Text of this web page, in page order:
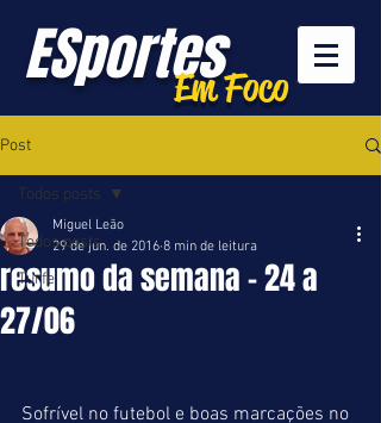
ESportesEm Foco
Post
Todos posts
Turfe
Todos posts
resumo da semana - 24 a
27/06
Miguel Leão
29 de jun. de 2016 8 min de leitura
Sofrível no futebol e boas marcações no